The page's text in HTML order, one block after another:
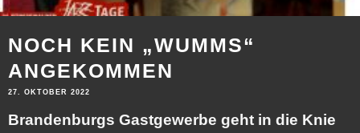
NOCH KEIN „WUMMS“
ANGEKOMMEN
27. OKTOBER 2022
Brandenburgs Gastgewerbe geht in die Knie